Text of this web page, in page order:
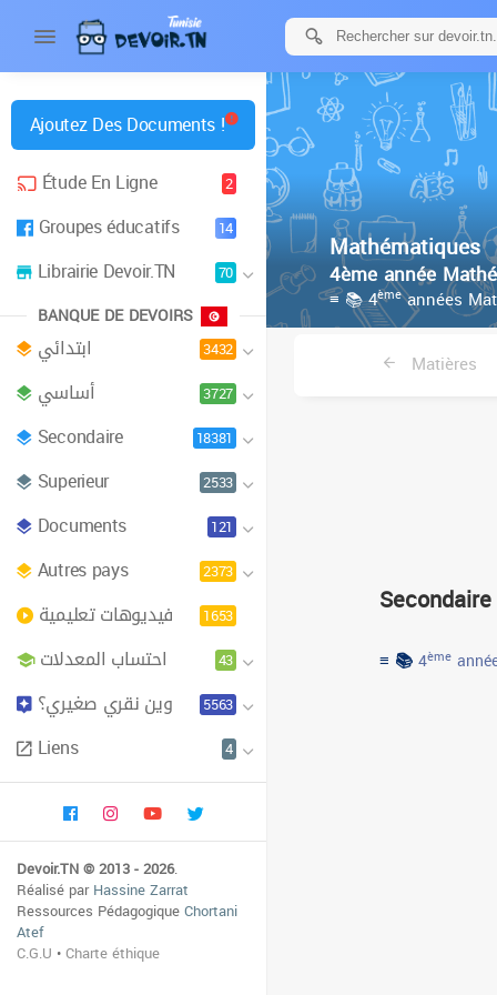
Ajoutez Des Documents !
Étude En Ligne
2
Groupes éducatifs 14
Librairie Devoir.TN 70
BANQUE DE DEVOIRS
ابتدائي 3432
أساسي 3727
Secondaire 18381
Superieur 2533
Documents 121
Autres pays 2373
فيديوهات تعليمية 1653
احتساب المعدلات 43
وين نقري صغيري؟ 5563
Liens 4
Devoir.TN © 2013 - 2026.
Réalisé parHassine Zarrat
Ressources PédagogiqueChortani
Atef
C.G.U •Charte éthique
Mathématiques
4ème année
≡ 📚 4èmeannées
Matières
Secondaire
≡ 📚4ème